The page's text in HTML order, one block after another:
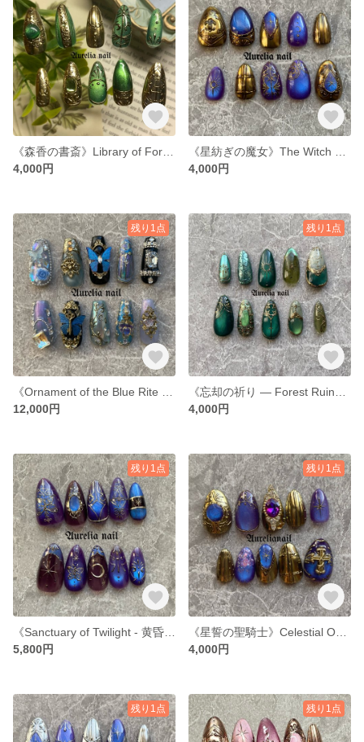
4,000円
4,000円
残り1点
12,000円
残り1点
4,000円
残り1点
5,800円
残り1点
4,000円
残り1点 残り1点